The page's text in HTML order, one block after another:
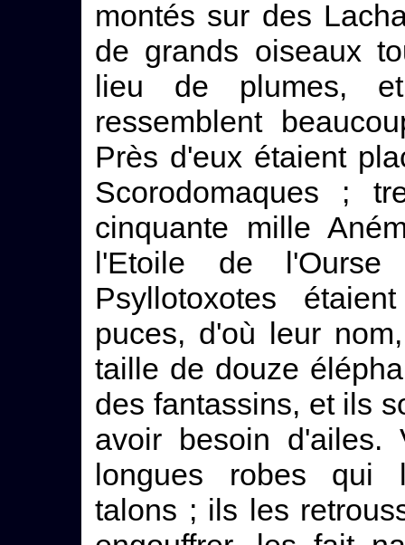
montés sur des
de grands oiseaux
lieu de plumes,
ressemblent
Près d'eux étaient
Scorodomaques ;
cinquante mille
l'Etoile de
Psyllotoxotes
puces, d'où leur
taille de douze
des fantassins, et ils
avoir besoin
longues robes qui
talons ; ils les